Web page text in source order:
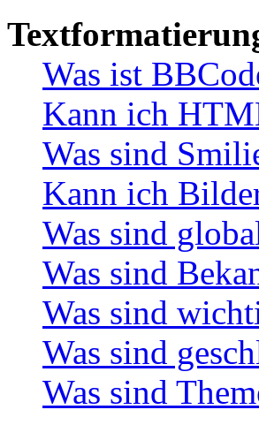
Was ist
Kann ich
Was sind
Kann ich
Was sind
Was sind
Was sind
Was sind
Was sind